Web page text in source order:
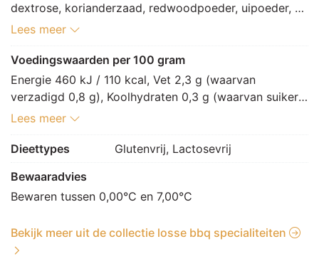
dextrose, korianderzaad, redwoodpoeder, uipoeder,
SELDERIJzaad, cayennepeper, foelie, knoflookpoeder,
Lees meer
Voedingswaarden per 100 gram
Energie 460 kJ / 110 kcal, Vet 2,3 g (waarvan
verzadigd 0,8 g), Koolhydraten 0,3 g (waarvan suikers
0,2 g), Vezels 0,2 g, Eiwitten 19,5 g, Zout 1,2 g.
Lees meer
Dieettypes
Glutenvrij, Lactosevrij
Bewaaradvies
Bewaren tussen 0,00°C en 7,00°C
Bekijk meer uit de collectie losse bbq specialiteiten